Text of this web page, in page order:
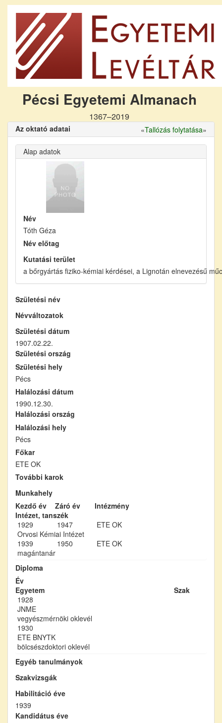
Pécsi Egyetemi Almanach
1367–2019
Az oktató adatai «Tallózás folytatása»
Alap adatok
Név
Tóth Géza
Név előtag
Kutatási terület
a bőrgyártás fiziko-kémiai kérdései, a Lignotán elnevezésű
Születési név
Névváltozatok
Születési dátum
1907.02.22.
Születési ország
Születési hely
Pécs
Halálozási dátum
1990.12.30.
Halálozási ország
Halálozási hely
Pécs
Főkar
ETE OK
További karok
Munkahely
Kezdő év
Záró év
Intézmény
Intézet, tanszék
1929
1947
ETE OK
Orvosi Kémiai Intézet
1939
1950
ETE OK
magántanár
Diploma
Év
Egyetem
Szak
1928
JNME
vegyészmérnöki oklevél
1930
ETE BNYTK
bölcsészdoktori oklevél
Egyéb tanulmányok
Szakvizsgák
Habilitáció éve
1939
Kandidátus éve